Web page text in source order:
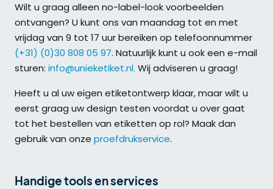
Wilt u graag alleen no-label-look voorbeelden
ontvangen? U kunt ons van maandag tot en met
vrijdag van 9 tot 17 uur bereiken op telefoonnummer
(+31) (0)30 808 05 97. Natuurlijk kunt u ook een e-mail
sturen: info@unieketiket.nl. Wij adviseren u graag!
Heeft u al uw eigen etiketontwerp klaar, maar wilt u
eerst graag uw design testen voordat u over gaat
tot het bestellen van etiketten op rol? Maak dan
gebruik van onze proefdrukservice.
Handige tools en services